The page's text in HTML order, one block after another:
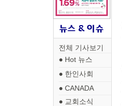
전체 기사보기
● Hot 뉴스
● 한인사회
● CANADA
● 교회소식